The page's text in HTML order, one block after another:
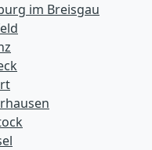
im Breisgau